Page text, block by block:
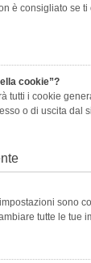
è consigliato se
cookie”?
tutti i cookie
o di uscita
sono
tutte le tue